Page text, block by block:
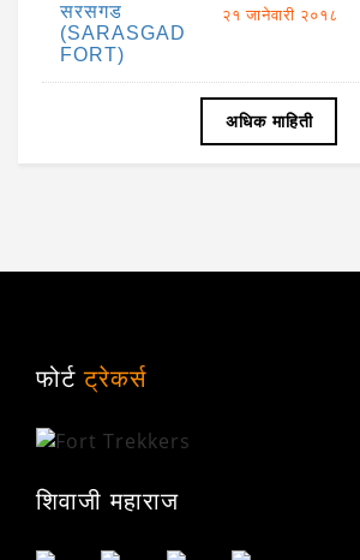
सरसगड
(SARASGAD
FORT)
२१ जानेवारी २०१८
अधिक माहिती
फोर्टट्रेकर्स
शिवाजी महाराज